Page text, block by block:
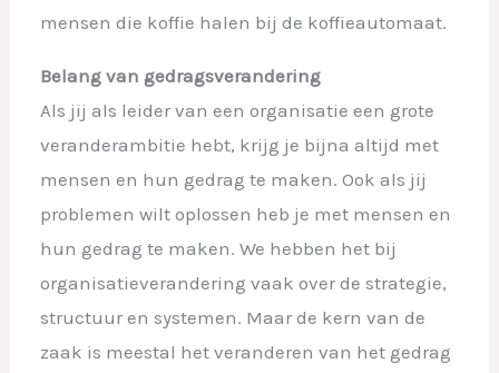
mensen die koffie halen bij de koffieautomaat.
Belang van gedragsverandering
Als jij als leider van een organisatie een grote
veranderambitie hebt, krijg je bijna altijd met
mensen en hun gedrag te maken. Ook als jij
problemen wilt oplossen heb je met mensen en
hun gedrag te maken. We hebben het bij
organisatieverandering vaak over de strategie,
structuur en systemen. Maar de kern van de
zaak is meestal het veranderen van het gedrag